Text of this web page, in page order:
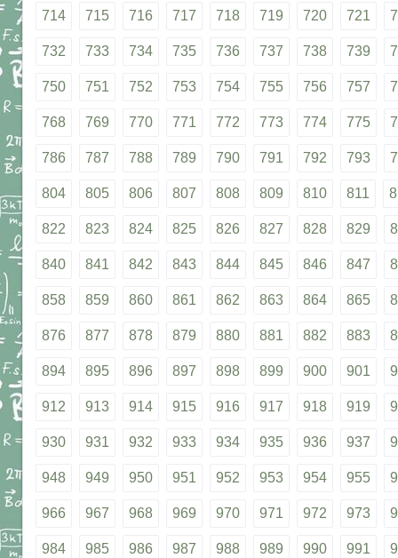
714 715 716 717 718 719 720 721
732 733 734 735 736 737 738 739
750 751 752 753 754 755 756 757
768 769 770 771 772 773 774 775
786 787 788 789 790 791 792 793
804 805 806 807 808 809 810 811
822 823 824 825 826 827 828 829
840 841 842 843 844 845 846 847
858 859 860 861 862 863 864 865
876 877 878 879 880 881 882 883
894 895 896 897 898 899 900 901
912 913 914 915 916 917 918 919
930 931 932 933 934 935 936 937
948 949 950 951 952 953 954 955
966 967 968 969 970 971 972 973
984 985 986 987 988 989 990 991